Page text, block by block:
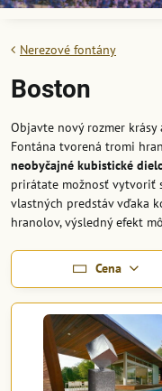
Nerezové fontány
Boston
Objavte nový rozmer
Fontána tvorená tromi
neobyčajné kubistické
prirátate možnosť vytvoriť
vlastných predstáv vďaka
hranolov, výsledný efekt
Cena